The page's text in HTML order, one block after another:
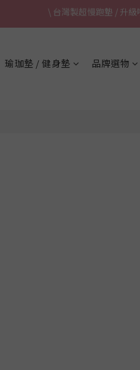
\ 台灣製超慢跑墊 / 升級
✈ 港澳免運｜滿
瑜珈墊 / 健身墊 品牌選物